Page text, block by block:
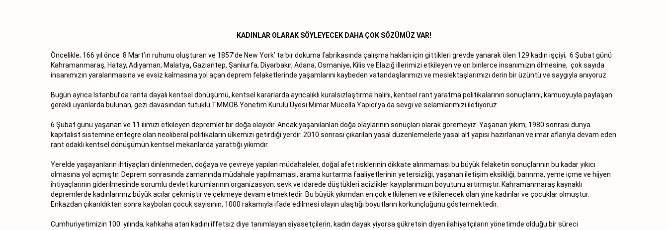
KADINLAR OLARAK SÖYLEYECEK DAHA ÇOK SÖZÜMÜZ VAR!
Öncelikle; 166 yıl önce 8 Mart’ın ruhunu oluşturan ve 1857’de New York’ ta bir dokuma fabrikasında çalışma hakları için gittikleri grevde yanarak ölen 129 kadın işçiyi; 6 Şubat günü
Kahramanmaraş, Hatay, Adıyaman, Malatya, Gaziantep, Şanlıurfa, Diyarbakır, Adana, Osmaniye, Kilis ve Elazığ illerimizi etkileyen ve on binlerce insanımızın ölmesine, çok sayıda
insanımızın yaralanmasına ve evsiz kalmasına yol açan deprem felaketlerinde yaşamlarını kaybeden vatandaşlarımızı ve meslektaşlarımızı derin bir üzüntü ve saygıyla anıyoruz.
Bugün ayrıca İstanbul’da ranta dayalı kentsel dönüşümü, kentsel kararlarda ayrıcalıklı kuralsızlaştırma halini, kentsel rant yaratma politikalarının sonuçlarını, kamuoyuyla paylaşan
gerekli uyarılarda bulunan, gezi davasından tutuklu TMMOB Yönetim Kurulu Üyesi Mimar Mücella Yapıcı’ya da sevgi ve selamlarımızı iletiyoruz.
6 Şubat günü yaşanan ve 11 ilimizi etkileyen depremler bir doğa olayıdır. Ancak yaşanılanları doğa olaylarının sonuçları olarak göremeyiz. Yaşanan yıkım, 1980 sonrası dünya
kapitalist sistemine entegre olan neoliberal politikaların ülkemizi getirdiği yerdir. 2010 sonrası çıkarılan yasal düzenlemelerle yasal alt yapısı hazırlanan ve imar aflarıyla devam eden
rant odaklı kentsel dönüşümün kentsel mekanlarda yarattığı yıkımdır.
Yerelde yaşayanların ihtiyaçları dinlenmeden, doğaya ve çevreye yapılan müdahaleler, doğal afet risklerinin dikkate alınmaması bu büyük felaketin sonuçlarının bu kadar yıkıcı
olmasına yol açmıştır. Deprem sonrasında zamanında müdahale yapılmaması, arama kurtarma faaliyetlerinin yetersizliği, yaşanan iletişim eksikliği, barınma, yeme içme ve hijyen
ihtiyaçlarının giderilmesinde sorumlu devlet kurumlarının organizasyon, sevk ve idarede düştükleri acizlikler kayıplarımızın boyutunu artırmıştır. Kahramanmaraş kaynaklı
depremlerde kadınlarımız büyük acılar çekmiştir ve çekmeye devam etmektedir. Bu büyük yıkımdan en çok etkilenen ve etkilenecek olan yine kadınlar ve çocuklar olmuştur.
Enkazdan çıkarıldıktan sonra kaybolan çocuk sayısının, 1000 rakamıyla ifade edilmesi olayın ulaştığı boyutların korkunçluğunu göstermektedir.
Cumhuriyetimizin 100. yılında; kahkaha atan kadını iffetsiz diye tanımlayan siyasetçilerin, kadın dayak yiyorsa şükretsin diyen ilahiyatçıların yönetimde olduğu bir süreci